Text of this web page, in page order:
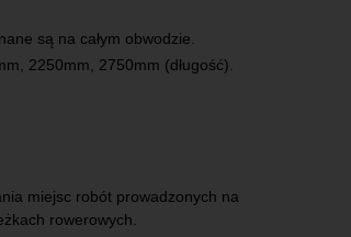
są na całym obwodzie.
2250mm, 2750mm (długość).
miejsc robót prowadzonych na
rowerowych.